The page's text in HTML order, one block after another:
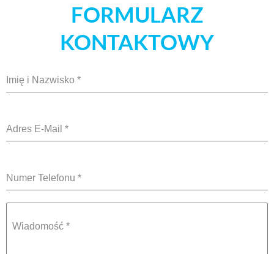
FORMULARZ
KONTAKTOWY
Imię i Nazwisko *
Adres E-Mail *
Numer Telefonu *
Wiadomość *